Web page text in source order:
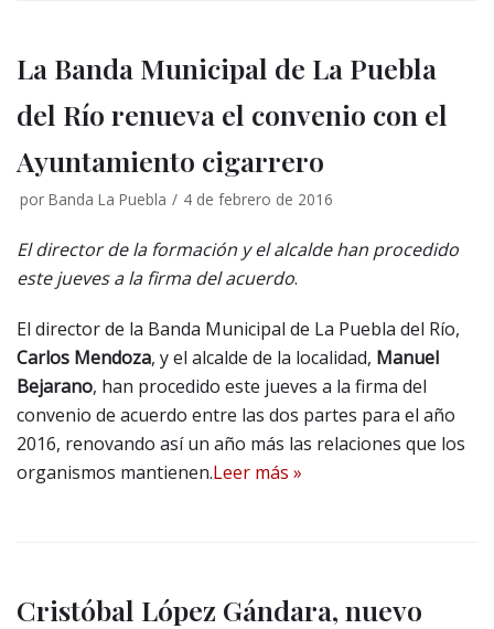
La Banda Municipal de La Puebla
del Río renueva el convenio con el
Ayuntamiento cigarrero
por Banda La Puebla 4 de febrero de 2016
El director de la formación y el alcalde han procedido
este jueves a la firma del acuerdo.
El director de la Banda Municipal de La Puebla del Río,
Carlos Mendoza, y el alcalde de la localidad, Manuel
Bejarano, han procedido este jueves a la firma del
convenio de acuerdo entre las dos partes para el año
2016, renovando así un año más las relaciones que los
organismos mantienen.Leer más »
Cristóbal López Gándara, nuevo